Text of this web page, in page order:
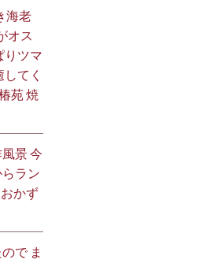
海老
オス
りツマ
てく
苑 焼
景 今
ラン
かず
で ま